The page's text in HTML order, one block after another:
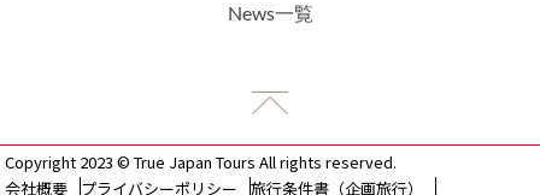
News一覧
Copyright 2023 © True Japan Tours All rights reserved.
会社概要
プライバシーポリシー 旅行条件書（企画旅行）